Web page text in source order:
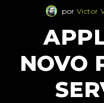
porVictor
NOVO